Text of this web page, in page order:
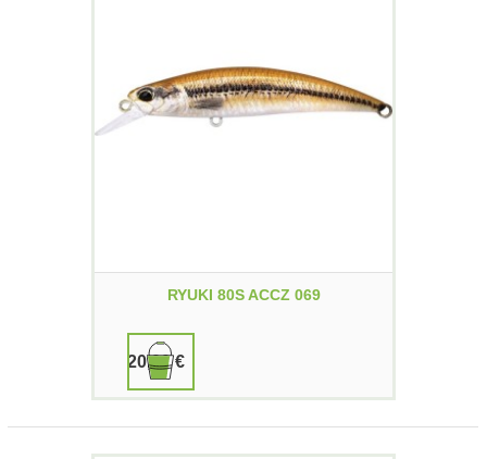
RYUKI 80S ACCZ 069
20,00 €